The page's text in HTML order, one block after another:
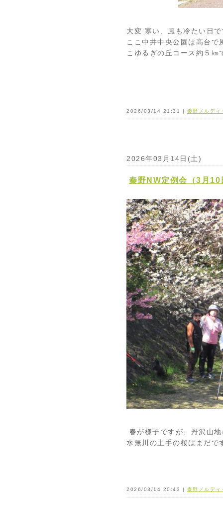
大変 寒い、風も冷たい日
ここ中井中央公園は高台で
こゆるぎの丘コース約５㎞
2026/03/14 21:31 | 秦野ノルディ
2026年03月14日(土)
秦野NW定例会（3月10
春が様子ですが、丹沢山
水無川の土手の桜はまだで
2026/03/14 20:43 | 秦野ノルディ